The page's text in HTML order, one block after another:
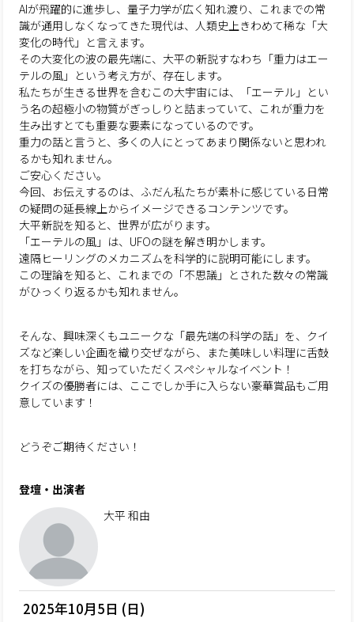
AIが飛躍的に進歩し、量子力学が広く知れ渡り、これまでの常
識が通用しなくなってきた現代は、人類史上きわめて稀な「大
変化の時代」と言えます。
その大変化の波の最先端に、大平の新説すなわち「重力はエー
テルの風」という考え方が、存在します。
私たちが生きる世界を含むこの大宇宙には、「エーテル」とい
う名の超極小の物質がぎっしりと詰まっていて、これが重力を
生み出すとても重要な要素になっているのです。
重力の話と言うと、多くの人にとってあまり関係ないと思われ
るかも知れません。
ご安心ください。
今回、お伝えするのは、ふだん私たちが素朴に感じている日常
の疑問の延長線上からイメージできるコンテンツです。
大平新説を知ると、世界が広がります。
「エーテルの風」は、UFOの謎を解き明かします。
遠隔ヒーリングのメカニズムを科学的に説明可能にします。
この理論を知ると、これまでの「不思議」とされた数々の常識
がひっくり返るかも知れません。
そんな、興味深くもユニークな「最先端の科学の話」を、クイ
ズなど楽しい企画を織り交ぜながら、また美味しい料理に舌鼓
を打ちながら、知っていただくスペシャルなイベント！
クイズの優勝者には、ここでしか手に入らない豪華賞品もご用
意しています！
どうぞご期待ください！
登壇・出演者
大平 和由
2025年10月5日 (日)